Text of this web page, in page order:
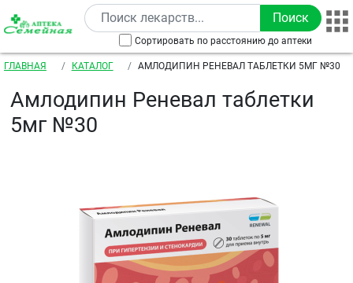
Перейти к основному содержанию
Сортировать по расстоянию до аптеки
Строка навигации
ГЛАВНАЯ КАТАЛОГ АМЛОДИПИН РЕНЕВАЛ ТАБЛЕТКИ 5МГ №30
Амлодипин Реневал таблетки
5мг №30